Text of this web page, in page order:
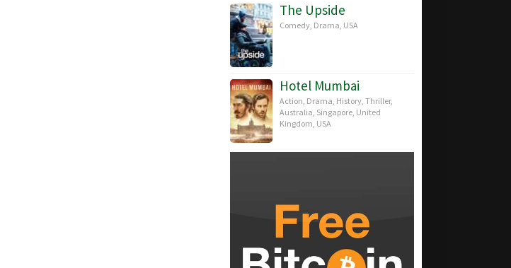
The Upside
Comedy, Drama, USA
Hotel Mumbai
Action, Drama, History, Thriller,
Australia, Singapore, United
Kingdom, USA